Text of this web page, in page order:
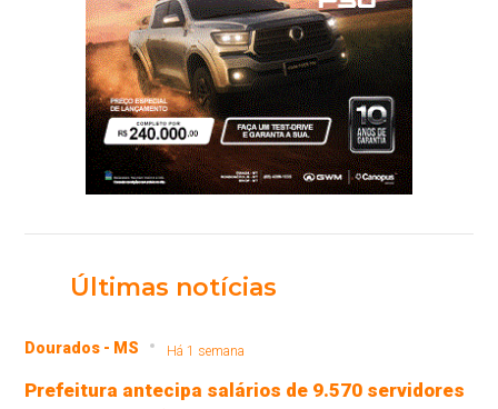
Últimas notícias
Dourados - MS Há 1 semana
Prefeitura antecipa salários de 9.570 servidores